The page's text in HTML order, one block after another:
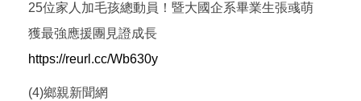
25位家人加毛孩總動員！暨大國企系畢業生張彧萌
獲最強應援團見證成長
https://reurl.cc/Wb630y
(4)鄉親新聞網